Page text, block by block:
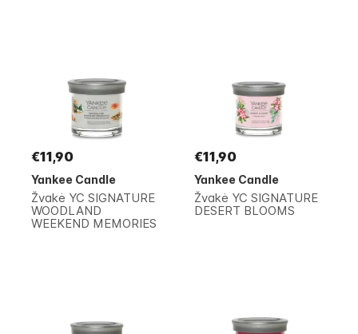
€11,90
Yankee Candle
Žvakė YC SIGNATURE
WOODLAND
WEEKEND MEMORIES
€11,90
Yankee Candle
Žvakė YC SIGNATURE
DESERT BLOOMS